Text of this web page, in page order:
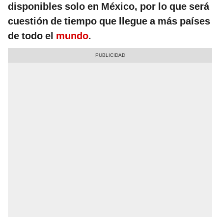
disponibles solo en México, por lo que será
cuestión de tiempo que llegue a más países
de todo el mundo.